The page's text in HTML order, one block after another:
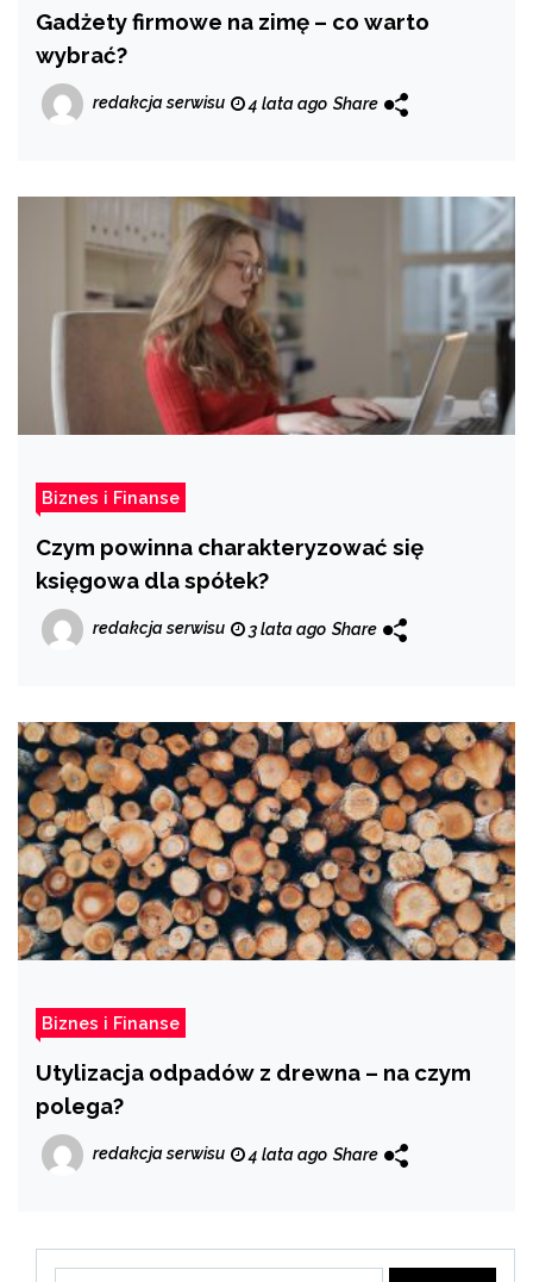
Gadżety firmowe na zimę – co warto
wybrać?
redakcja serwisu 4 lata ago Share
Biznes i Finanse
Czym powinna charakteryzować się
księgowa dla spółek?
redakcja serwisu 3 lata ago Share
Biznes i Finanse
Utylizacja odpadów z drewna – na czym
polega?
redakcja serwisu 4 lata ago Share